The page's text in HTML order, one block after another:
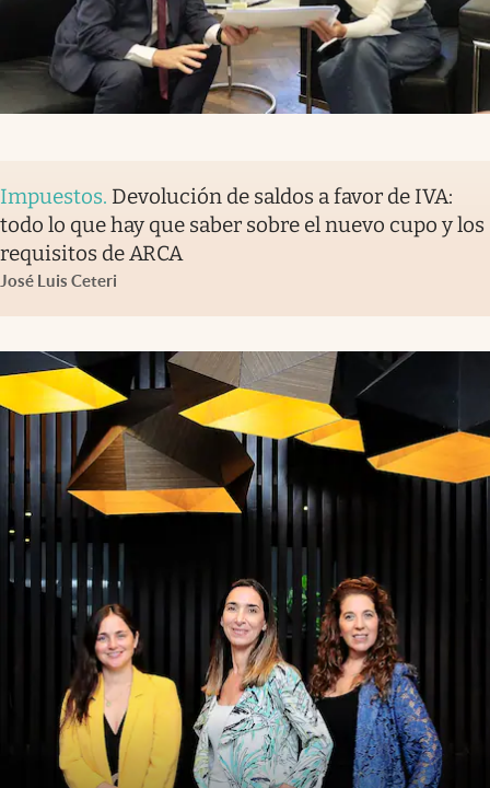
Impuestos. Devolución de saldos a favor de IVA:
todo lo que hay que saber sobre el nuevo cupo y los
requisitos de ARCA
José Luis Ceteri